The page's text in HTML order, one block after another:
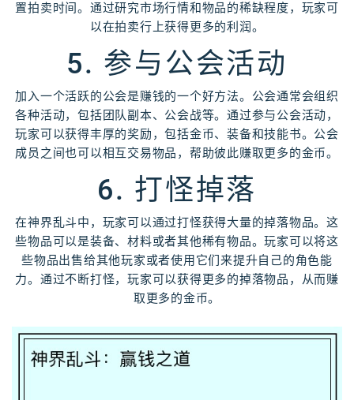
置拍卖时间。通过研究市场行情和物品的稀缺程度，玩家可
以在拍卖行上获得更多的利润。
5. 参与公会活动
加入一个活跃的公会是赚钱的一个好方法。公会通常会组织
各种活动，包括团队副本、公会战等。通过参与公会活动，
玩家可以获得丰厚的奖励，包括金币、装备和技能书。公会
成员之间也可以相互交易物品，帮助彼此赚取更多的金币。
6. 打怪掉落
在神界乱斗中，玩家可以通过打怪获得大量的掉落物品。这
些物品可以是装备、材料或者其他稀有物品。玩家可以将这
些物品出售给其他玩家或者使用它们来提升自己的角色能
力。通过不断打怪，玩家可以获得更多的掉落物品，从而赚
取更多的金币。